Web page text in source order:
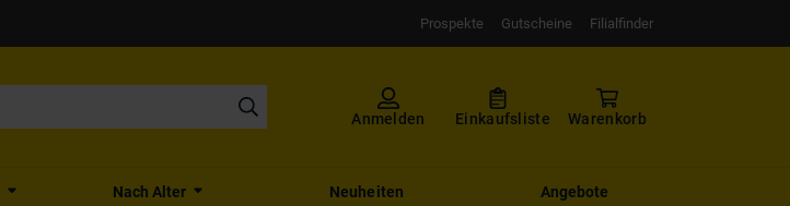
Prospekte Gutscheine Filialfinder
Anmelden Einkaufsliste Warenkorb
Nach Alter Neuheiten Angebote